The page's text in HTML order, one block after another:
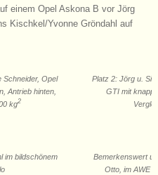
einem Opel Askona B vor Jörg
Kischkel/Yvonne Gröndahl auf
Schneider, Opel
Antrieb hinten,
kg2
Platz 2: Jörg u.
GTI mit knapp
im bildschönem
Bemerkenswert
Otto, im AWE